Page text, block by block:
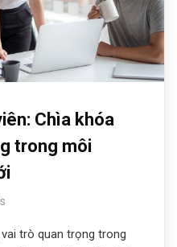
Chìa khóa
trong môi
trò quan trọng trong